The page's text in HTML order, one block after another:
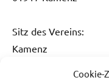
Cookie-
Sitz des Vereins:
Kamenz